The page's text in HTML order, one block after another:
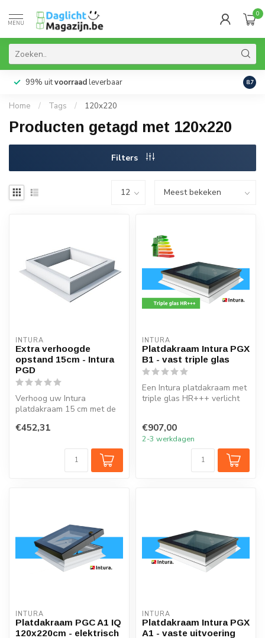
MENU
0
99% uitvoorraadleverbaar 8.7
Home / Tags / 120x220
Producten getagd met 120x220
Filters
INTURA
Extra verhoogde
opstand 15cm - Intura
PGD
Verhoog uw Intura
platdakraam 15 cm met de
PGD
€452,31
INTURA
Platdakraam Intura PGX
B1 - vast triple glas
Een Intura platdakraam met
triple glas HR+++ verlicht
€907,00
2-3 werkdagen
INTURA
Platdakraam PGC A1 IQ
120x220cm - elektrisch
INTURA
Platdakraam Intura PGX
A1 - vaste uitvoering